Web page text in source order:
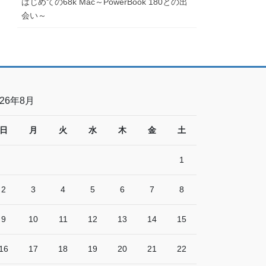
会い～
年8月
日 月 火 水 木 金 土
1
2 3 4 5 6 7 8
9 10 11 12 13 14 15
17 18 19 20 21 22